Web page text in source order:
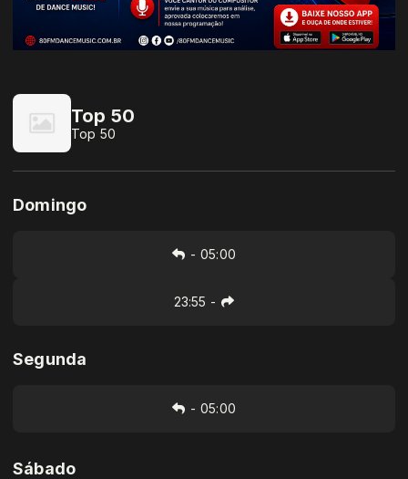
Top 50
Top 50
Domingo
- 05:00
23:55 -
Segunda
- 05:00
Sábado